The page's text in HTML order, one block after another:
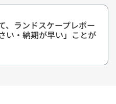
、ランドスケープレポー
い・納期が早い」ことが